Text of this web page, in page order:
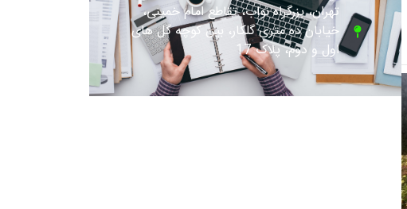
تهران، بزرگراه نواب، تقاطع امام خمینی،
خیابان ده متری گلکار، بین کوچه گل های
اول و دوم، پلاک 17